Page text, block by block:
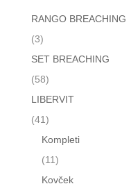
RANGO BREACHING
(3)
SET BREACHING
(58)
LIBERVIT
(41)
Kompleti
(11)
Kovček